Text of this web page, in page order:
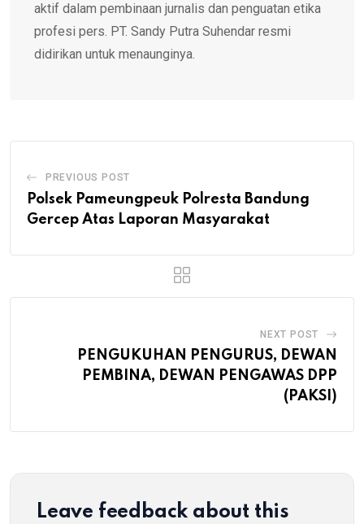
aktif dalam pembinaan jurnalis dan penguatan etika
profesi pers. PT. Sandy Putra Suhendar resmi
didirikan untuk menaunginya.
PREVIOUS POST
Polsek Pameungpeuk Polresta Bandung
Gercep Atas Laporan Masyarakat
NEXT POST
PENGUKUHAN PENGURUS, DEWAN
PEMBINA, DEWAN PENGAWAS DPP
(PAKSI)
Leave feedback about this